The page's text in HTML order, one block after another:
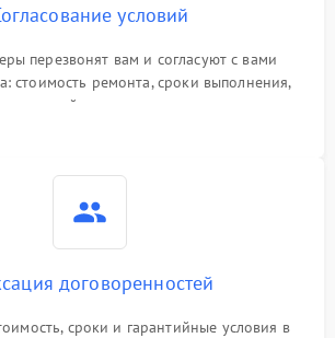
условий
перезвонят вам и согласуют с вами
стоимость ремонта, сроки выполнения,
гарантийные условия
договоренностей
сроки и гарантийные условия в